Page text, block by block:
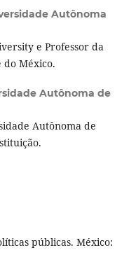
Autônoma
e Professor da
do México.
Autônoma de
Autônoma de
públicas. México: